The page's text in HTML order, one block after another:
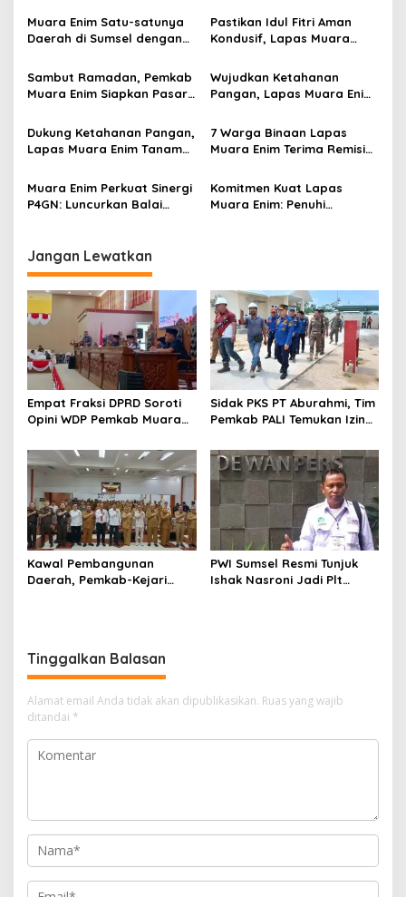
s
i
p
o
s
Muara Enim Satu-satunya
Daerah di Sumsel dengan
Pastikan Idul Fitri Aman
Kondusif, Lapas Muara
Sambut Ramadan, Pemkab
Muara Enim Siapkan Pasar
Wujudkan Ketahanan
Pangan, Lapas Muara Enim
Pemasyarakatan
Dukung Ketahanan Pangan,
Lapas Muara Enim Tanam
Hidroponik
7 Warga Binaan Lapas
Muara Enim Terima Remisi
Muara Enim Perkuat Sinergi
P4GN: Luncurkan Balai
Relawan Anti Narkoba
Komitmen Kuat Lapas
Muara Enim: Penuhi
Jangan Lewatkan
Empat Fraksi DPRD Soroti
Opini WDP Pemkab Muara
Kelola Keuangan
Sidak PKS PT Aburahmi, Tim
Pemkab PALI Temukan Izin
Kawal Pembangunan
Daerah, Pemkab-Kejari
PWI Sumsel Resmi Tunjuk
Ishak Nasroni Jadi Plt
Tinggalkan Balasan
Alamat email Anda tidak akan dipublikasikan. Ruas yang wajib
ditandai *